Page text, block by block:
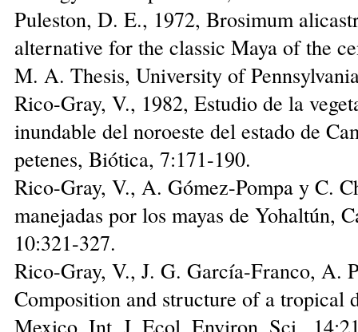
Puleston, D. E., 1972, Brosimum
alternative for the classic Maya of the
M. A. Thesis, University of
Rico-Gray, V., 1982, Estudio de la
inundable del noroeste del estado de
petenes, Biótica, 7:171-190.
Rico-Gray, V., A. Gómez-Pompa y C.
manejadas por los mayas de Yohaltún,
10:321-327.
Rico-Gray, V., J. G. García-Franco, A.
Composition and structure of a tropical
Mexico, Int. J. Ecol. Environ. Sci.,